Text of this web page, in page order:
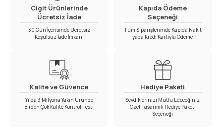
Cigit Ürünlerinde
Ücretsiz İade
30 Gün İçerisinde Ücretsiz
Koşulsuz İade İmkanı
Kapıda Ödeme
Seçeneği
Tüm Siparişlerinide Kapıda Nakit
yada Kredi Kartıyla Ödeme
Kalite ve Güvence
Yılda 3 Milyona Yakın Üründe
Birden Çok Kalite Kontrol Testi
Hediye Paketi
Sevdiklerinizi Mutlu Edeceğiniz
Özel Tasarımlı Hediye Paketi
Seçeneği